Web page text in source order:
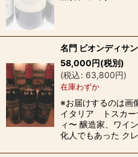
名門 ビオンディサ
58,000円(税別)
(税込: 63,800円)
在庫わずか
※お届けするのは画
イタリア トスカー
ィ〜 醸造家、ワイ
化人でもあった ク